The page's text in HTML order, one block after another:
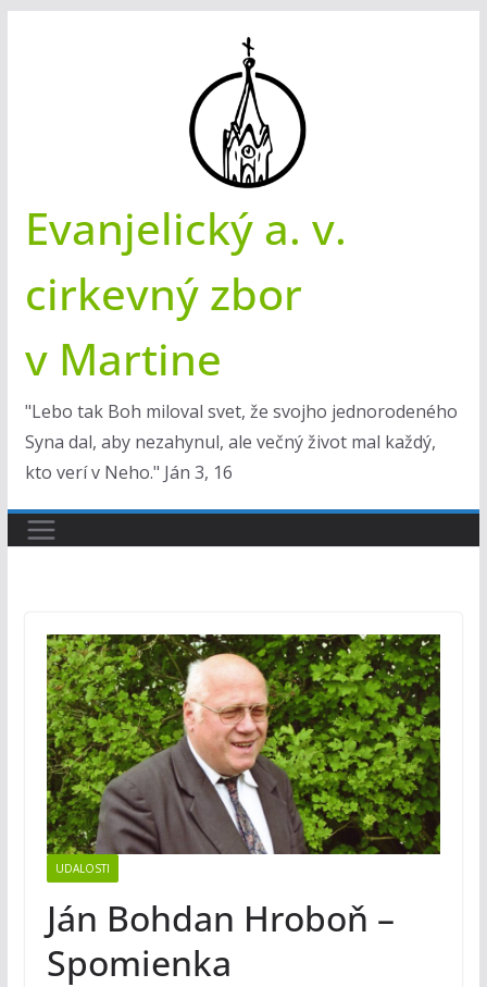
Evanjelický a. v.
cirkevný zbor
v Martine
"Lebo tak Boh miloval svet, že svojho jednorodeného
Syna dal, aby nezahynul, ale večný život mal každý,
kto verí v Neho." Ján 3, 16
UDALOSTI
Ján Bohdan Hroboň –
Spomienka